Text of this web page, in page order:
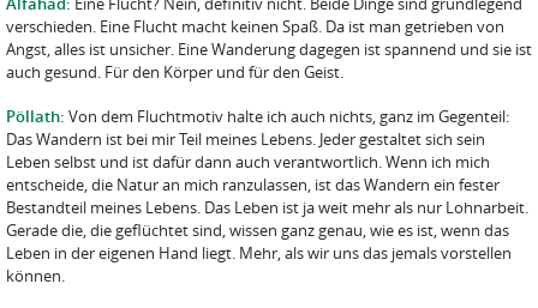
verschieden. Eine Flucht macht keinen Spaß. Da ist man getrieben von
Angst, alles ist unsicher. Eine Wanderung dagegen ist spannend und sie ist
auch gesund. Für den Körper und für den Geist.
Pöllath: Von dem Fluchtmotiv halte ich auch nichts, ganz im Gegenteil:
Das Wandern ist bei mir Teil meines Lebens. Jeder gestaltet sich sein
Leben selbst und ist dafür dann auch verantwortlich. Wenn ich mich
entscheide, die Natur an mich ranzulassen, ist das Wandern ein fester
Bestandteil meines Lebens. Das Leben ist ja weit mehr als nur Lohnarbeit.
Gerade die, die geflüchtet sind, wissen ganz genau, wie es ist, wenn das
Leben in der eigenen Hand liegt. Mehr, als wir uns das jemals vorstellen
können.